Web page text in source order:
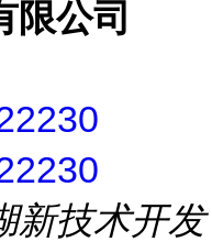
限公司
新技术开发